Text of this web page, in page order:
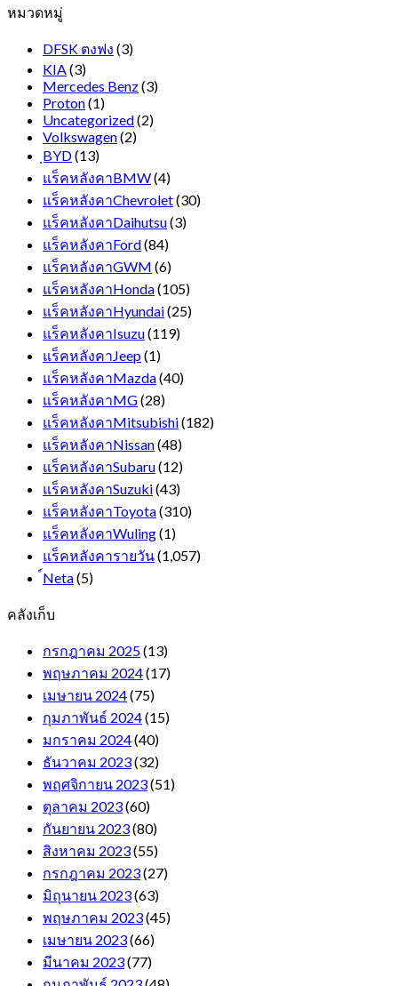
หมวดหมู่
DFSK ตงฟง (3)
KIA(3)
Mercedes Benz(3)
Proton(1)
Uncategorized(2)
Volkswagen(2)
ฺBYD(13)
แร็คหลังคาBMW(4)
แร็คหลังคาChevrolet(30)
แร็คหลังคาDaihutsu(3)
แร็คหลังคาFord(84)
แร็คหลังคาGWM (6)
แร็คหลังคาHonda(105)
แร็คหลังคาHyundai(25)
แร็คหลังคาIsuzu(119)
แร็คหลังคาJeep(1)
แร็คหลังคาMazda(40)
แร็คหลังคาMG(28)
แร็คหลังคาMitsubishi(182)
แร็คหลังคาNissan(48)
แร็คหลังคาSubaru(12)
แร็คหลังคาSuzuki(43)
แร็คหลังคาToyota(310)
แร็คหลังคาWuling(1)
แร็คหลังคารายวัน(1,057)
์Neta(5)
คลังเก็บ
กรกฎาคม 2025(13)
พฤษภาคม 2024(17)
เมษายน 2024(75)
กุมภาพันธ์ 2024(15)
มกราคม 2024(40)
ธันวาคม 2023(32)
พฤศจิกายน 2023(51)
ตุลาคม 2023(60)
กันยายน 2023(80)
สิงหาคม 2023(55)
กรกฎาคม 2023(27)
มิถุนายน 2023(63)
พฤษภาคม 2023(45)
เมษายน 2023(66)
มีนาคม 2023(77)